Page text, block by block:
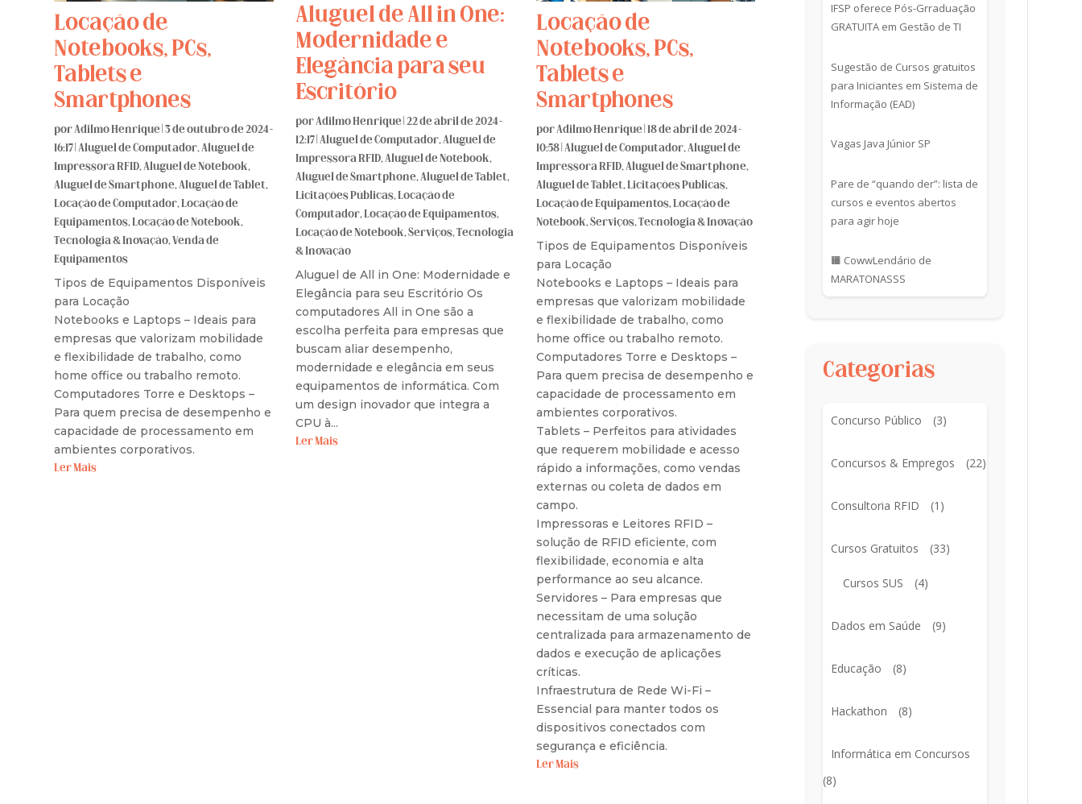
Locação de
Notebooks, PCs,
Tablets e
Smartphones
porAdilmo Henrique |3 de outubro de 2024 -
16:17 |Aluguel de Computador,Aluguel de
Impressora RFID,Aluguel de Notebook,
Aluguel de Smartphone,Aluguel de Tablet,
Locação de Computador,Locação de
Equipamentos,Locação de Notebook,
Tecnologia & Inovação,Venda de
Equipamentos
Tipos de Equipamentos Disponíveis
para Locação
Notebooks e Laptops – Ideais para
empresas que valorizam mobilidade
e flexibilidade de trabalho, como
home office ou trabalho remoto.
Computadores Torre e Desktops –
Para quem precisa de desempenho e
capacidade de processamento em
ambientes corporativos.
Ler Mais
Aluguel de All in One:
Modernidade e
Elegância para seu
Escritório
porAdilmo Henrique| 22 de abril de 2024 -
12:17| Aluguel de Computador,Aluguel de
Impressora RFID,Aluguel de Notebook,
Aluguel de Smartphone,Aluguel de Tablet,
Licitações Públicas,Locação de
Computador,Locação de Equipamentos,
Locação de Notebook,Serviços,Tecnologia
& Inovação
Aluguel de All in One: Modernidade e
Elegância para seu Escritório Os
computadores All in One são a
escolha perfeita para empresas que
buscam aliar desempenho,
modernidade e elegância em seus
equipamentos de informática. Com
um design inovador que integra a
CPU à...
Ler Mais
Locação de
Notebooks, PCs,
Tablets e
Smartphones
porAdilmo Henrique| 18 de abril de 2024 -
10:58 Aluguel de Computador,Aluguel de
Impressora RFID,Aluguel de Smartphone,
Aluguel de Tablet,Licitações Públicas,
Locação de Equipamentos,Locação de
Notebook,Serviços,Tecnologia & Inovação
Tipos de Equipamentos Disponíveis
para Locação
Notebooks e Laptops – Ideais para
empresas que valorizam mobilidade
e flexibilidade de trabalho, como
home office ou trabalho remoto.
Computadores Torre e Desktops –
Para quem precisa de desempenho e
capacidade de processamento em
ambientes corporativos.
Tablets – Perfeitos para atividades
que requerem mobilidade e acesso
rápido a informações, como vendas
externas ou coleta de dados em
campo.
Impressoras e Leitores RFID –
solução de RFID eficiente, com
flexibilidade, economia e alta
performance ao seu alcance.
Servidores – Para empresas que
necessitam de uma solução
centralizada para armazenamento de
dados e execução de aplicações
críticas.
Infraestrutura de Rede Wi-Fi –
Essencial para manter todos os
dispositivos conectados com
segurança e eficiência.
Ler Mais
IFSP oferece Pós-Grraduação
GRATUITA em Gestão de TI
Sugestão de Cursos gratuitos
para Iniciantes em Sistema de
Informação (EAD)
Vagas Java Júnior SP
Pare de “quando der”: lista de
cursos e eventos abertos
para agir hoje
🟧 CowwLendário de
MARATONASSS
Categorias
Concurso Público (3)
Concursos & Empregos (22)
Consultoria RFID (1)
Cursos Gratuitos (33)
Cursos SUS (4)
Dados em Saúde (9)
Educação (8)
Hackathon (8)
Informática em Concursos
(8)